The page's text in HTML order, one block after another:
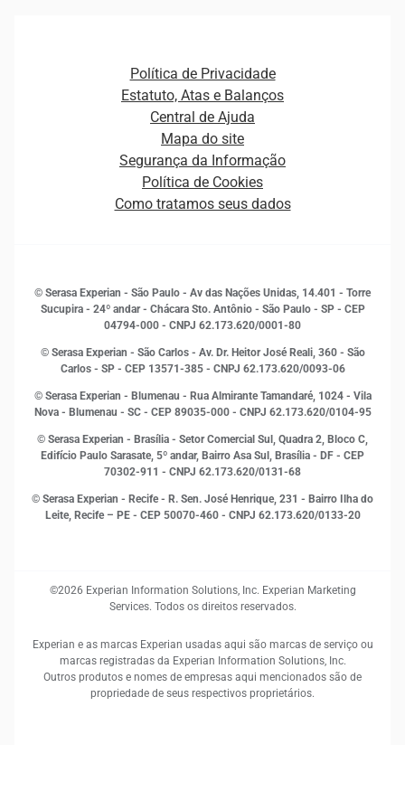
Plataformas e Motores de decisão
Curso Gratuito de Saúde Financeira
Empreendedorismo
Estudos e Pesquisas
Inovação e Tecnologia
Leis e impostos
Marketing
Open Finance
Proteção de Dados
Sustentabilidade Corporativa
Distribuidores e representantes
Estrutura Organizacional
Sala de Imprensa
Política de Privacidade
Estatuto, Atas e Balanços
Central de Ajuda
Mapa do site
Segurança da Informação
Política de Cookies
Como tratamos seus dados
© Serasa Experian - São Paulo - Av das Nações Unidas, 14.401 - Torre
Sucupira - 24º andar - Chácara Sto. Antônio - São Paulo - SP - CEP
04794-000 - CNPJ 62.173.620/0001-80
© Serasa Experian - São Carlos - Av. Dr. Heitor José Reali, 360 - São
Carlos - SP - CEP 13571-385 - CNPJ 62.173.620/0093-06
© Serasa Experian - Blumenau - Rua Almirante Tamandaré, 1024 - Vila
Nova - Blumenau - SC - CEP 89035-000 - CNPJ 62.173.620/0104-95
© Serasa Experian - Brasília - Setor Comercial Sul, Quadra 2, Bloco C,
Edifício Paulo Sarasate, 5º andar, Bairro Asa Sul, Brasília - DF - CEP
70302-911 - CNPJ 62.173.620/0131-68
© Serasa Experian - Recife - R. Sen. José Henrique, 231 - Bairro Ilha do
Leite, Recife – PE - CEP 50070-460 - CNPJ 62.173.620/0133-20
©2026 Experian Information Solutions, Inc. Experian Marketing
Services. Todos os direitos reservados.
Experian e as marcas Experian usadas aqui são marcas de serviço ou
marcas registradas da Experian Information Solutions, Inc.
Outros produtos e nomes de empresas aqui mencionados são de
propriedade de seus respectivos proprietários.